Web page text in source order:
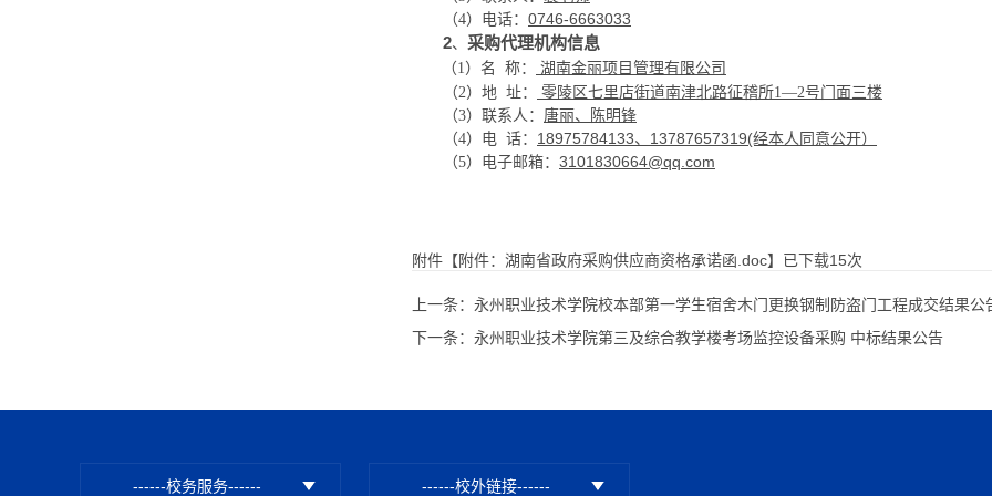
（4） 电话： 0746-6663033
2、 采购代理机构信息
（1） 名 称： 湖南金丽项目管理有限公司
（2）地 址： 零陵区七里店街道南津北路征稽所1—2号门面三楼
（3）联系人： 唐丽、 陈明锋
（4）电 话： 18975784133、 13787657319(经本人同意公开）
（5）电子邮箱： 3101830664@qq.com
附件【附件：湖南省政府采购供应商资格承诺函.doc】已下载15次
上一条： 永州职业技术学院校本部第一学生宿舍木门更换钢制防盗门工程成交结果公
下一条： 永州职业技术学院第三及综合教学楼考场监控设备采购 中标结果公告
------校务服务------ ------校外链接------